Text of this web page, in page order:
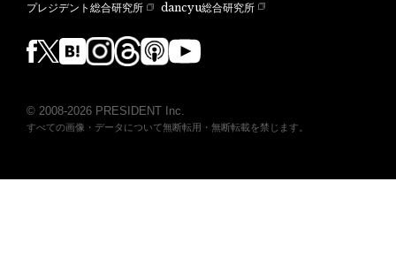
プレジデント総合研究所 dancyu総合研究所
© 2008-2026 PRESIDENT Inc.
すべての画像・データについて無断転用・無断転載を禁じます。